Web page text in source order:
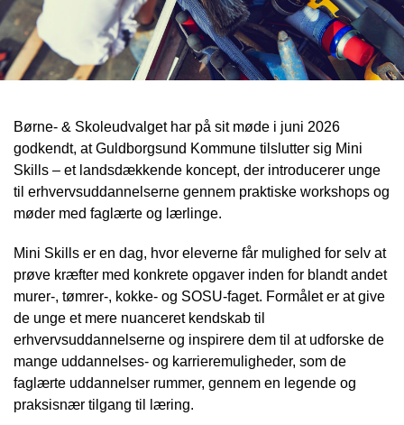
Børne- & Skoleudvalget har på sit møde i juni 2026
godkendt, at Guldborgsund Kommune tilslutter sig Mini
Skills – et landsdækkende koncept, der introducerer unge
til erhvervsuddannelserne gennem praktiske workshops og
møder med faglærte og lærlinge.
Mini Skills er en dag, hvor eleverne får mulighed for selv at
prøve kræfter med konkrete opgaver inden for blandt andet
murer-, tømrer-, kokke- og SOSU-faget. Formålet er at give
de unge et mere nuanceret kendskab til
erhvervsuddannelserne og inspirere dem til at udforske de
mange uddannelses- og karrieremuligheder, som de
faglærte uddannelser rummer, gennem en legende og
praksisnær tilgang til læring.